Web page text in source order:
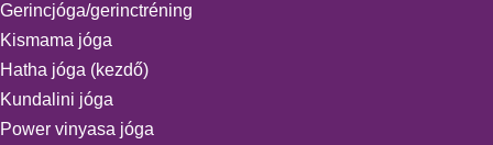
Gerincjóga/gerinctréning
Kismama jóga
Hatha jóga (kezdő)
Kundalini jóga
Power vinyasa jóga